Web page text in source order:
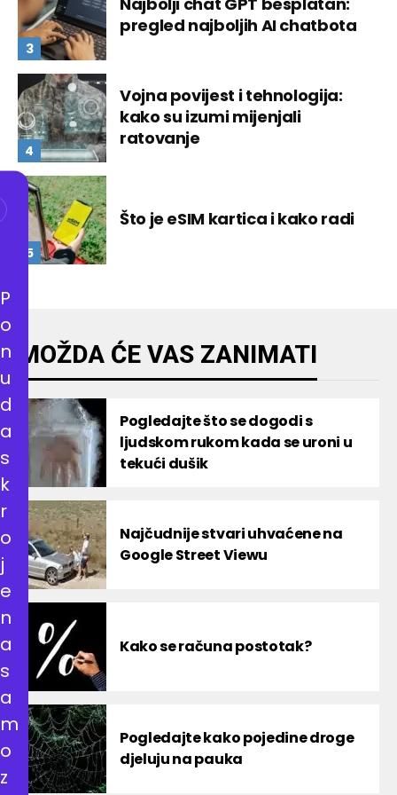
pregled najboljih AI chatbota
Vojna povijest i tehnologija:
kako su izumi mijenjali
ratovanje
Što je eSIM kartica i kako radi
MOŽDA ĆE VAS ZANIMATI
Pogledajte što se dogodi s
ljudskom rukom kada se uroni u
tekući dušik
Najčudnije stvari uhvaćene na
Google Street Viewu
Kako se računa postotak?
Pogledajte kako pojedine droge
djeluju na pauka
P
o
n
u
d
a
s
k
r
o
j
e
n
a
s
a
m
o
z